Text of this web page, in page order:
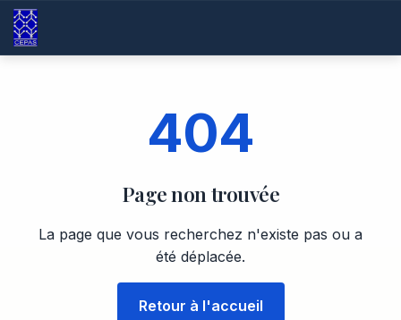
404
Page non trouvée
La page que vous recherchez n'existe pas ou a
été déplacée.
Retour à l'accueil